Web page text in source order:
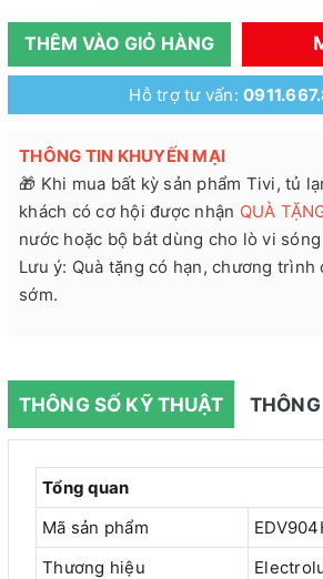
THÊM VÀO GIỎ HÀNG
Hỗ trợ tư vấn:
THÔNG TIN KHUYẾN MẠI
🎁 Khi mua bất kỳ sản phẩm Tivi, tủ
khách có cơ hội được nhận QUÀ
nước hoặc bộ bát dùng cho lò vi sóng
Lưu ý: Quà tặng có hạn, chương
sớm.
THÔNG SỐ KỸ THUẬT
Tổng quan
Mã sản phẩm
Thương hiệu